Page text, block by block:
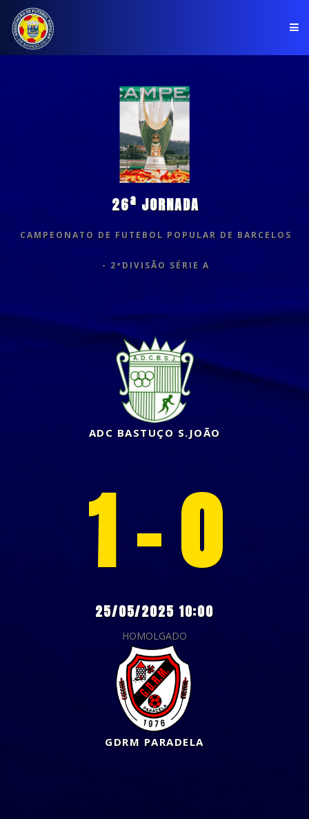
CLUBES
26ª JORNADA
CAMPEONATO DE FUTEBOL POPULAR DE BARCELOS
- 2ªDIVISÃO SÉRIE A
ADC BASTUÇO S.JOÃO
1 - 0
25/05/2025 10:00
HOMOLGADO
GDRM PARADELA